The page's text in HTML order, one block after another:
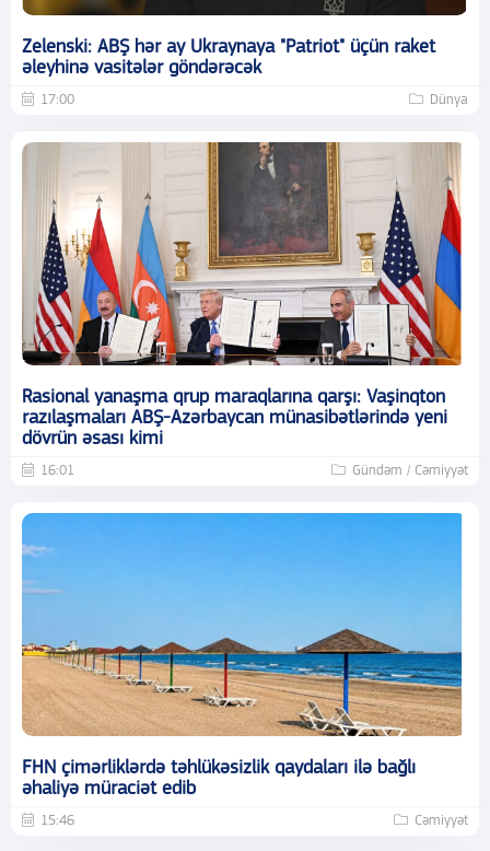
Zelenski: ABŞ hər ay Ukraynaya "Patriot" üçün raket
əleyhinə vasitələr göndərəcək
17:00 Dünya
Rasional yanaşma qrup maraqlarına qarşı: Vaşinqton
razılaşmaları ABŞ-Azərbaycan münasibətlərində yeni
dövrün əsası kimi
16:01 Gündəm / Cəmiyyət
FHN çimərliklərdə təhlükəsizlik qaydaları ilə bağlı
əhaliyə müraciət edib
15:46 Cəmiyyət